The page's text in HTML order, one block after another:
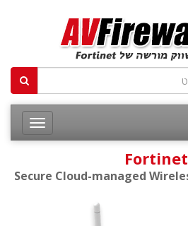
Fortinet
Secure Cloud-managed